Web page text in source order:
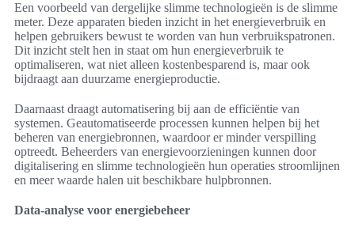
Een voorbeeld van dergelijke slimme technologieën is de slimme
meter. Deze apparaten bieden inzicht in het energieverbruik en
helpen gebruikers bewust te worden van hun verbruikspatronen.
Dit inzicht stelt hen in staat om hun energieverbruik te
optimaliseren, wat niet alleen kostenbesparend is, maar ook
bijdraagt aan duurzame energieproductie.
Daarnaast draagt automatisering bij aan de efficiëntie van
systemen. Geautomatiseerde processen kunnen helpen bij het
beheren van energiebronnen, waardoor er minder verspilling
optreedt. Beheerders van energievoorzieningen kunnen door
digitalisering en slimme technologieën hun operaties stroomlijnen
en meer waarde halen uit beschikbare hulpbronnen.
Data-analyse voor energiebeheer